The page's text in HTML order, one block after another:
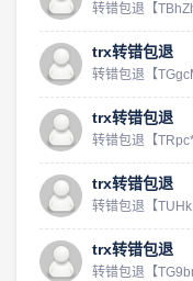
转错包退【
trx转错包退
转错包退【
trx转错包退
转错包退【
trx转错包退
转错包退【
trx转错包退
转错包退【